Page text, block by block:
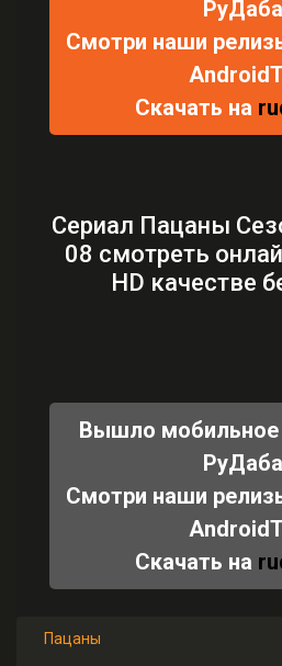
Смотри наши
Скачать на
Сериал Пацаны
08 смотреть
HD качестве
Вышло мобильное
Смотри наши
Скачать на
Пацаны